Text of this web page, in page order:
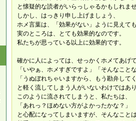
と懐疑的な読者がいらっしゃるかもしれま
しかし、はっきり申し上げましょう、
ホメ言葉は、「効果がない」ように見えて
実のところは、とても効果的なのです。
私たちが思っている以上に効果的です。
確かに人によっては、せっかくホメてあげ
「いやぁ、ホメすぎですよ」「そんなこと
「うぬぼれちゃいますから、もう勘弁して
と軽く流してしまう人がいないわけではあ
このように流されてしまうと、私たちは、
「あれっ？ほめない方がよかったかな？」
と心配になってしまいますが、そんなこと